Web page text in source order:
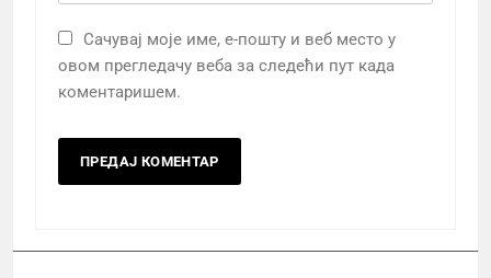
Сачувај моје име, е-пошту и веб место у
овом прегледачу веба за следећи пут када
коментаришем.